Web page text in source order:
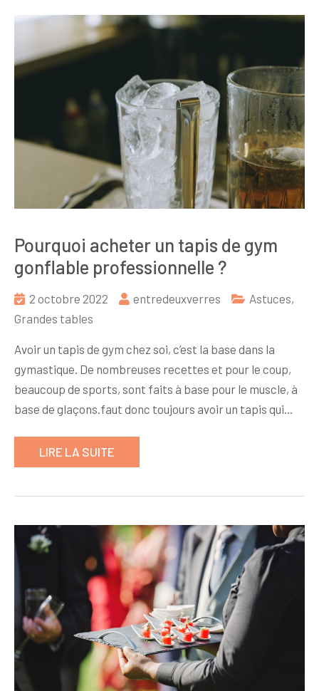
Pourquoi acheter un tapis de gym
gonflable professionnelle ?
2 octobre 2022 entredeuxverres Astuces,
Grandes tables
Avoir un tapis de gym chez soi, c’est la base dans la
gymastique. De nombreuses recettes et pour le coup,
beaucoup de sports, sont faits à base pour le muscle, à
base de glaçons.faut donc toujours avoir un tapis qui…
LIRE LA SUITE